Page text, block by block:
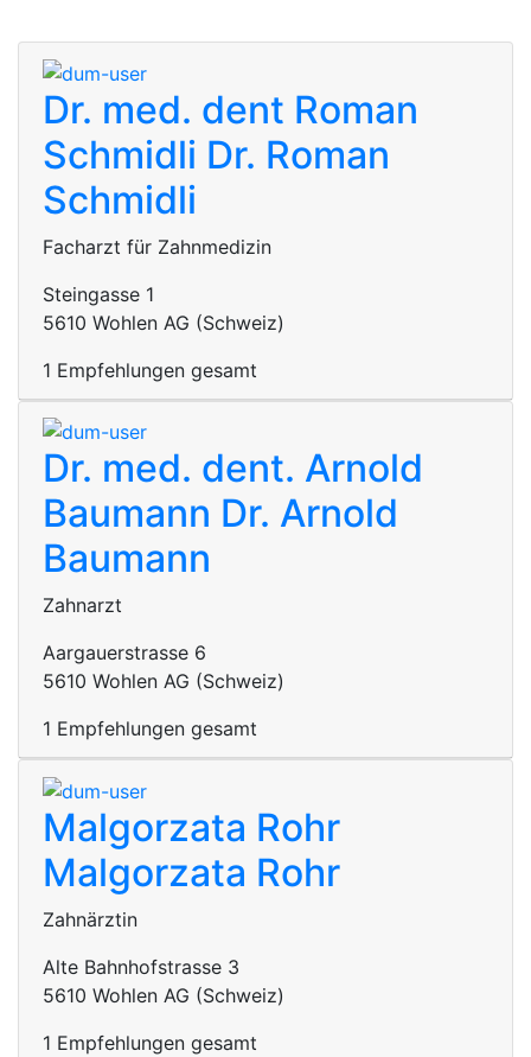
Dr. med. dent Roman
Schmidli Dr. Roman
Schmidli
Facharzt für Zahnmedizin
Steingasse 1
5610 Wohlen AG (Schweiz)
1 Empfehlungen gesamt
Dr. med. dent. Arnold
Baumann Dr. Arnold
Baumann
Zahnarzt
Aargauerstrasse 6
5610 Wohlen AG (Schweiz)
1 Empfehlungen gesamt
Malgorzata Rohr
Malgorzata Rohr
Zahnärztin
Alte Bahnhofstrasse 3
5610 Wohlen AG (Schweiz)
1 Empfehlungen gesamt